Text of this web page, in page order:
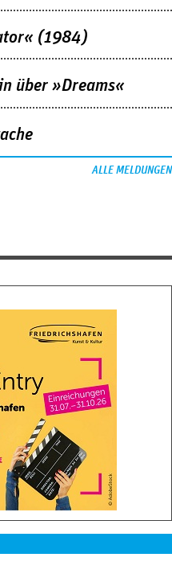
(1984)
über »Dreams«
ALLE MELDUNGEN